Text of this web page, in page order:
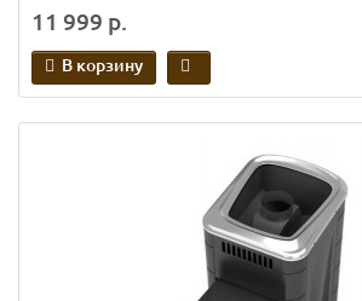
11 999 р.
В корзину